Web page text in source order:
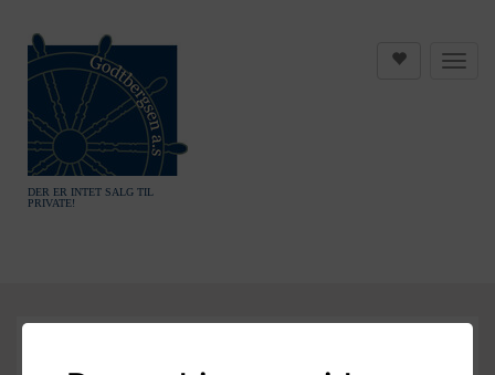
DER ER INTET SALG TIL
PRIVATE!